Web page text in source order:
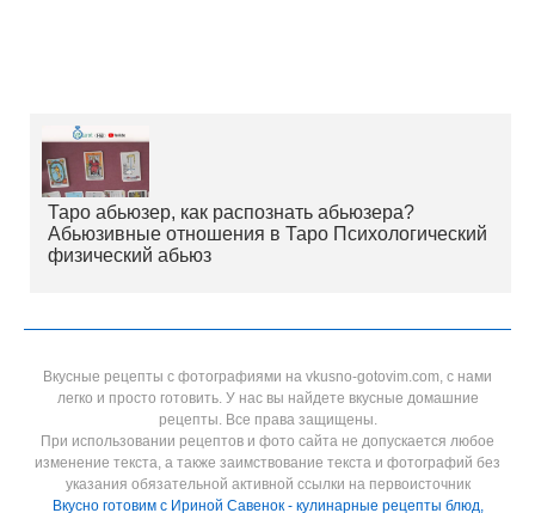
Таро абьюзер, как распознать абьюзера?
Абьюзивные отношения в Таро Психологический
физический абьюз
Вкусные рецепты с фотографиями на vkusno-gotovim.com, с нами
легко и просто готовить. У нас вы найдете вкусные домашние
рецепты. Все права защищены.
При использовании рецептов и фото сайта не допускается любое
изменение текста, а также заимствование текста и фотографий без
указания обязательной активной ссылки на первоисточник
Вкусно готовим с Ириной Савенок - кулинарные рецепты блюд,